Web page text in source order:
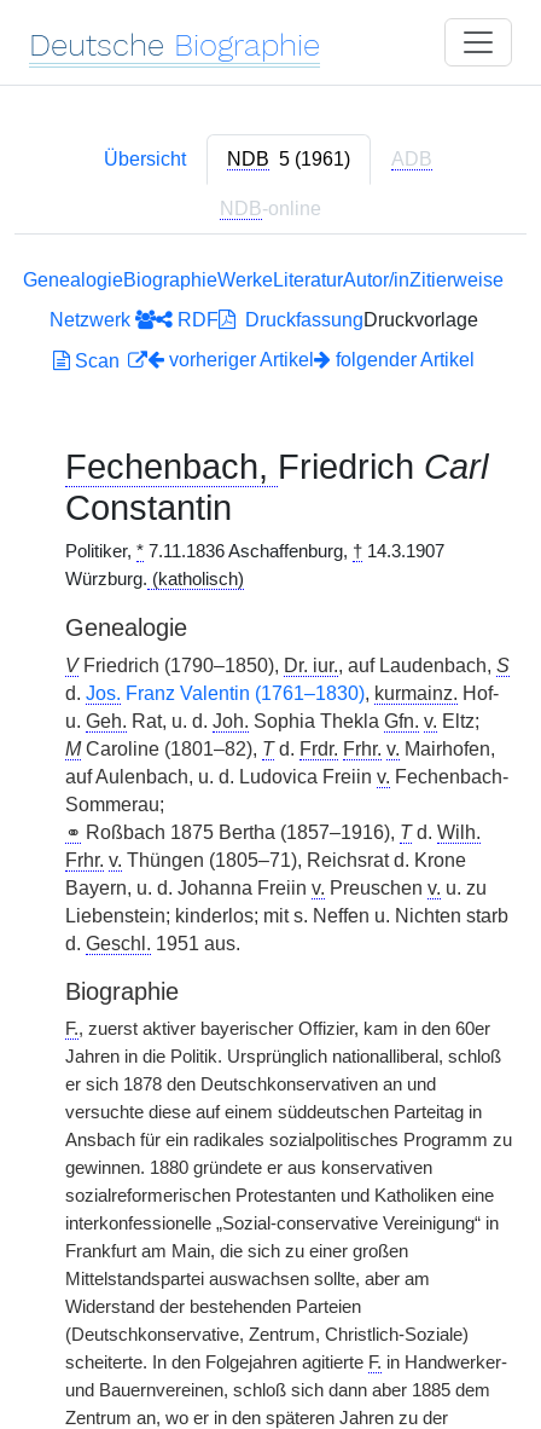
Deutsche Biographie
Übersicht NDB 5 (1961) ADB
NDB-online
GenealogieBiographieWerkeLiteraturAutor/inZitierweise
Netzwerk
RDF DruckfassungDruckvorlage
Scan
vorheriger Artikel folgender Artikel
Fechenbach, Friedrich Carl
Constantin
Politiker, * 7.11.1836 Aschaffenburg, † 14.3.1907
Würzburg. (katholisch)
Genealogie
VFriedrich (1790–1850), Dr. iur., auf Laudenbach, S
d. Jos. Franz Valentin (1761–1830), kurmainz. Hof-
u. Geh. Rat, u. d. Joh. Sophia Thekla Gfn. v. Eltz;
MCaroline (1801–82), Td. Frdr. Frhr. v. Mairhofen,
auf Aulenbach, u. d. Ludovica Freiin v. Fechenbach-
Sommerau;
⚭ Roßbach 1875 Bertha (1857–1916), Td. Wilh.
Frhr. v. Thüngen (1805–71), Reichsrat d. Krone
Bayern, u. d. Johanna Freiin v. Preuschen v. u. zu
Liebenstein; kinderlos; mit s. Neffen u. Nichten starb
d. Geschl. 1951 aus.
Biographie
F., zuerst aktiver bayerischer Offizier, kam in den 60er
Jahren in die Politik. Ursprünglich nationalliberal, schloß
er sich 1878 den Deutschkonservativen an und
versuchte diese auf einem süddeutschen Parteitag in
Ansbach für ein radikales sozialpolitisches Programm zu
gewinnen. 1880 gründete er aus konservativen
sozialreformerischen Protestanten und Katholiken eine
interkonfessionelle „Sozial-conservative Vereinigung“ in
Frankfurt am Main, die sich zu einer großen
Mittelstandspartei auswachsen sollte, aber am
Widerstand der bestehenden Parteien
(Deutschkonservative, Zentrum, Christlich-Soziale)
scheiterte. In den Folgejahren agitierte F. in Handwerker-
und Bauernvereinen, schloß sich dann aber 1885 dem
Zentrum an, wo er in den späteren Jahren zu der